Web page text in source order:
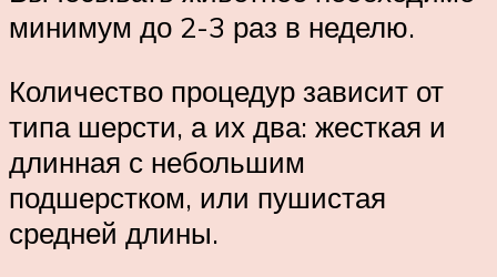
минимум до 2-3 раз в неделю.
Количество процедур зависит от
типа шерсти, а их два: жесткая и
длинная с небольшим
подшерстком, или пушистая
средней длины.